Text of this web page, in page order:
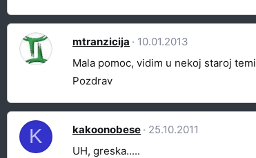
mtranzicija
10.01.2013
Mala pomoc, vidim u nekoj staroj
Pozdrav
K kakoonobese
25.10.2011
UH, greska.....